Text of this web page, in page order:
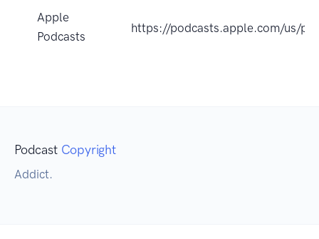
Apple
Podcasts
https://podcasts.apple.com/us/
Podcast Copyright
Addict.